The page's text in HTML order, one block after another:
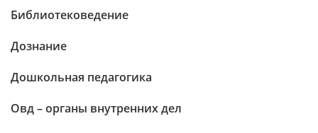
Библиотековедение
Дознание
Дошкольная педагогика
Овд – органы внутренних дел